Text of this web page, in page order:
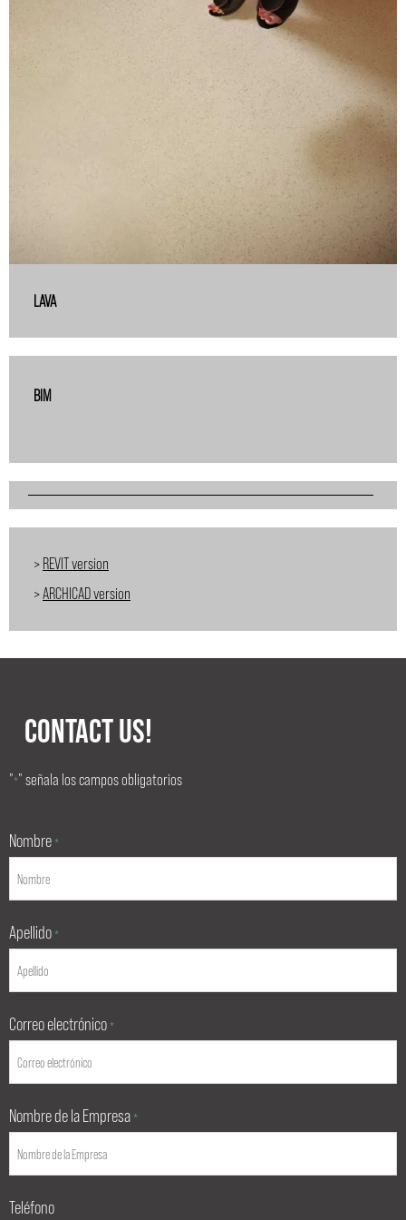
LAVA
BIM
>REVIT version
>ARCHICAD version
CONTACT US!
"*" señala los campos obligatorios
Nombre *
Apellido *
Correo electrónico *
Nombre de la Empresa *
Teléfono